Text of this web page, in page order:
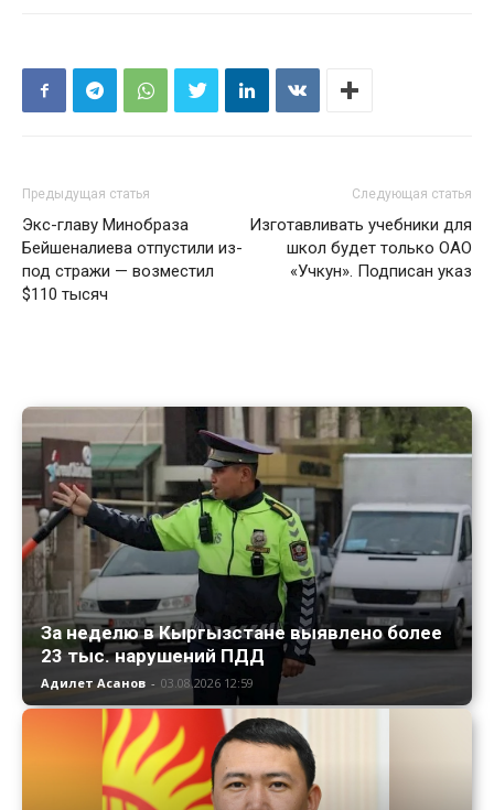
Предыдущая статья
Экс-главу Минобраза
Бейшеналиева отпустили из-
под стражи — возместил
$110 тысяч
Следующая статья
Изготавливать учебники для
школ будет только ОАО
«Учкун». Подписан указ
За неделю в Кыргызстане выявлено более
23 тыс. нарушений ПДД
Адилет Асанов - 03.08.2026 12:59